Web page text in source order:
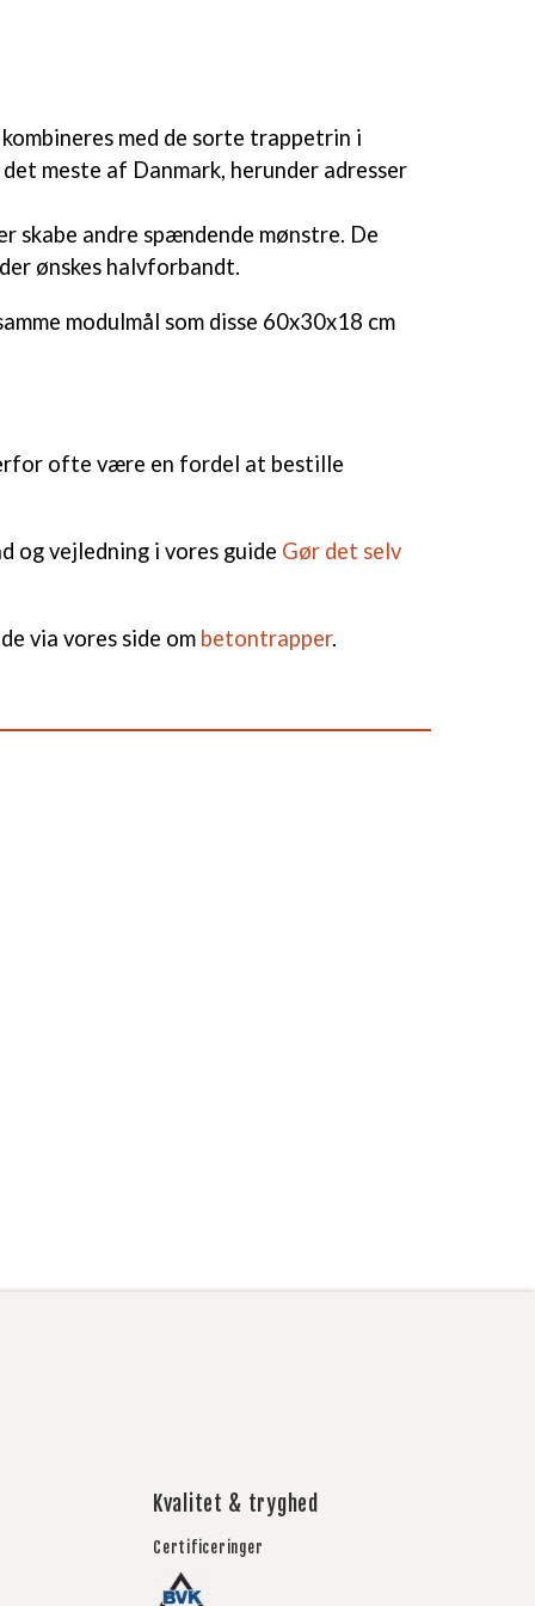
med de sorte trappetrin i
meste af Danmark, herunder adresser
andre spændende mønstre. De
ønskes halvforbandt.
modulmål som disse 60x30x18 cm
ofte være en fordel at bestille
og vejledning i vores guide Gør det selv
via vores side om betontrapper.
Kvalitet & tryghed
Certificeringer